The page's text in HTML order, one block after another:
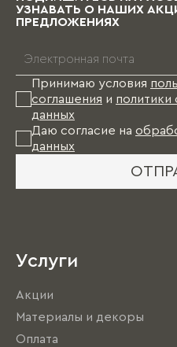
УЗНАВАТЬ О НАШИХ
ПРЕДЛОЖЕНИЯХ
Принимаю условия
соглашения и политики
данных
Даю согласие на
данных
Услуги
Акции
Материалы и декоры
Оплата